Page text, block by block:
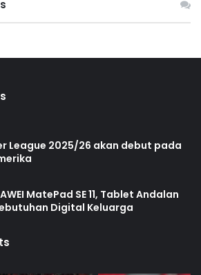
League 2025/26 akan debut pada
MatePad SE 11, Tablet Andalan
Digital Keluarga